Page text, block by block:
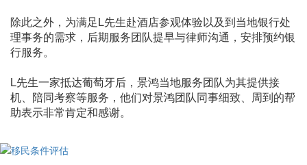
除此之外，为满足L先生赴酒店参观体验以及到当地银行处
理事务的需求，后期服务团队提早与律师沟通，安排预约银
行服务。
L先生一家抵达葡萄牙后，景鸿当地服务团队为其提供接
机、陪同考察等服务，他们对景鸿团队同事细致、周到的帮
助表示非常肯定和感谢。